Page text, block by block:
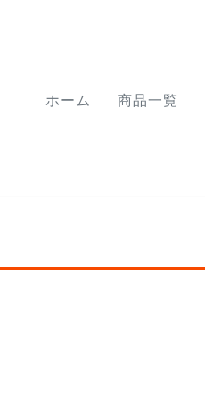
ホーム 商品一覧